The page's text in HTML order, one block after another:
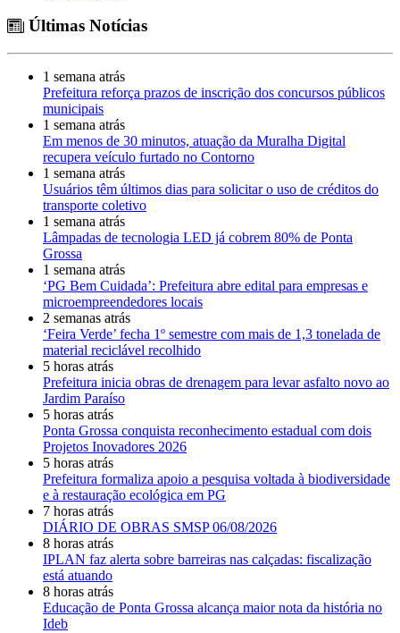
Últimas Notícias
1 semana atrás
Prefeitura reforça prazos de inscrição dos concursos públicos
municipais
1 semana atrás
Em menos de 30 minutos, atuação da Muralha Digital
recupera veículo furtado no Contorno
1 semana atrás
Usuários têm últimos dias para solicitar o uso de créditos do
transporte coletivo
1 semana atrás
Lâmpadas de tecnologia LED já cobrem 80% de Ponta
Grossa
1 semana atrás
‘PG Bem Cuidada’: Prefeitura abre edital para empresas e
microempreendedores locais
2 semanas atrás
‘Feira Verde’ fecha 1º semestre com mais de 1,3 tonelada de
material reciclável recolhido
5 horas atrás
Prefeitura inicia obras de drenagem para levar asfalto novo ao
Jardim Paraíso
5 horas atrás
Ponta Grossa conquista reconhecimento estadual com dois
Projetos Inovadores 2026
5 horas atrás
Prefeitura formaliza apoio a pesquisa voltada à biodiversidade
e à restauração ecológica em PG
7 horas atrás
DIÁRIO DE OBRAS SMSP 06/08/2026
8 horas atrás
IPLAN faz alerta sobre barreiras nas calçadas: fiscalização
está atuando
8 horas atrás
Educação de Ponta Grossa alcança maior nota da história no
Ideb